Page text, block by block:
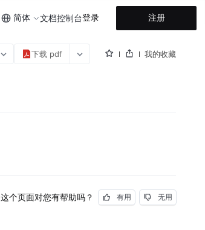
简体 文档控制台登录 注册
下载 pdf 我的收藏
这个页面对您有帮助吗？ 有用 无用